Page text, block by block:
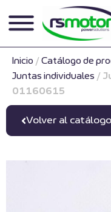
Inicio / Catálogo de
Juntas individuales /
01160615
Volver al catálogo